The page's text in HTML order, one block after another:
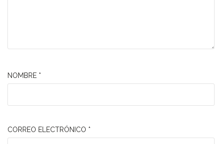
NOMBRE *
CORREO ELECTRÓNICO *